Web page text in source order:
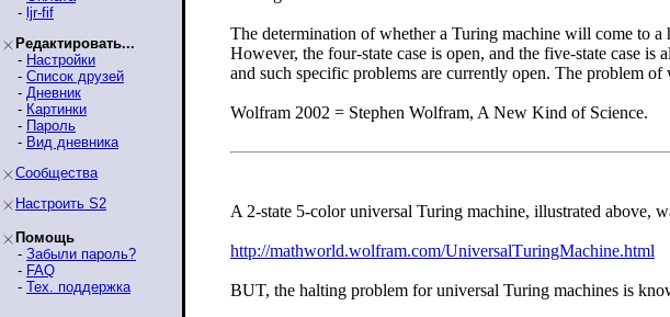
- ljr-fif
Редактировать...
- Настройки
- Список друзей
- Дневник
- Картинки
- Пароль
- Вид дневника
Сообщества
Настроить S2
Помощь
- Забыли пароль?
- FAQ
- Тех. поддержка
The determination of whether a Turing machine will come to
However, the four-state case is open, and the five-state case
and such specific problems are currently open. The problem
Wolfram 2002 = Stephen Wolfram, A New Kind of Science.
A 2-state 5-color universal Turing machine, illustrated above,
http://mathworld.wolfram.com/UniversalTuringMachine.html
BUT, the halting problem for universal Turing machines is